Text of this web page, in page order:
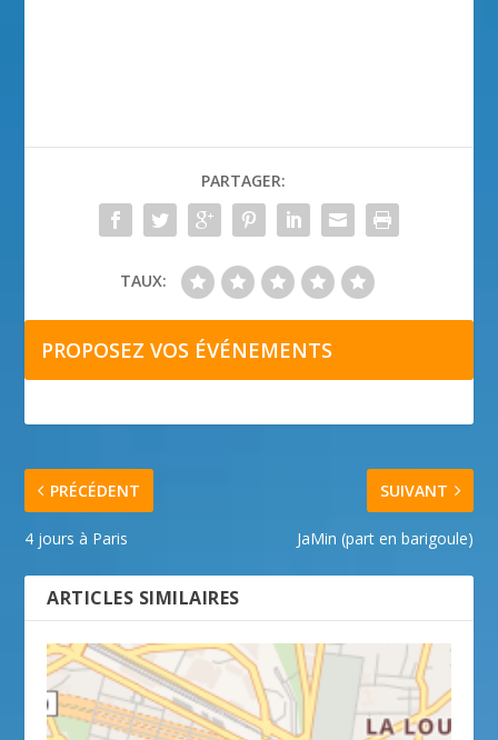
PARTAGER:
TAUX:
PROPOSEZ VOS ÉVÉNEMENTS
PRÉCÉDENT
4 jours à Paris
SUIVANT
JaMin (part en barigoule)
ARTICLES SIMILAIRES